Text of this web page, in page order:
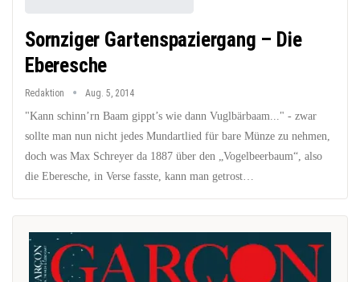
Sornziger Gartenspaziergang – Die
Eberesche
Redaktion Aug. 5, 2014
"Kann schinn’rn Baam gippt’s wie dann Vuglbärbaam..." - zwar
sollte man nun nicht jedes Mundartlied für bare Münze zu nehmen,
doch was Max Schreyer da 1887 über den „Vogelbeerbaum“, also
die Eberesche, in Verse fasste, kann man getrost…